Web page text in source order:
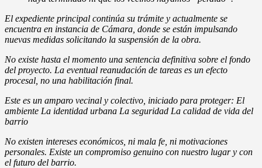
El expediente principal continúa su trámite y actualmente se
encuentra en instancia de Cámara, donde se están impulsando
nuevas medidas solicitando la suspensión de la obra.
No existe hasta el momento una sentencia definitiva sobre el fondo
del proyecto. La eventual reanudación de tareas es un efecto
procesal, no una habilitación final.
Este es un amparo vecinal y colectivo, iniciado para proteger: El
ambiente La identidad urbana La seguridad La calidad de vida del
barrio
No existen intereses económicos, ni mala fe, ni motivaciones
personales. Existe un compromiso genuino con nuestro lugar y con
el futuro del barrio.